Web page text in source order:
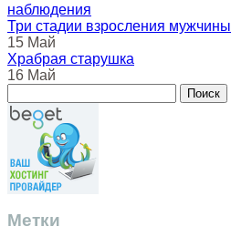
наблюдения
Три стадии взросления мужчины
15 Май
Храбрая старушка
16 Май
Метки